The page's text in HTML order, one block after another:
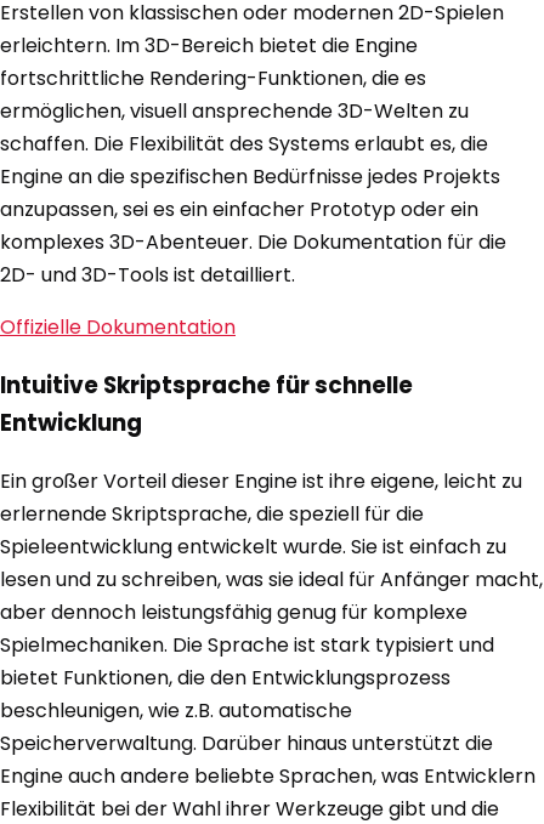
Erstellen von klassischen oder modernen 2D-Spielen
erleichtern. Im 3D-Bereich bietet die Engine
fortschrittliche Rendering-Funktionen, die es
ermöglichen, visuell ansprechende 3D-Welten zu
schaffen. Die Flexibilität des Systems erlaubt es, die
Engine an die spezifischen Bedürfnisse jedes Projekts
anzupassen, sei es ein einfacher Prototyp oder ein
komplexes 3D-Abenteuer. Die Dokumentation für die
2D- und 3D-Tools ist detailliert.
Offizielle Dokumentation
Intuitive Skriptsprache für schnelle
Entwicklung
Ein großer Vorteil dieser Engine ist ihre eigene, leicht zu
erlernende Skriptsprache, die speziell für die
Spieleentwicklung entwickelt wurde. Sie ist einfach zu
lesen und zu schreiben, was sie ideal für Anfänger macht,
aber dennoch leistungsfähig genug für komplexe
Spielmechaniken. Die Sprache ist stark typisiert und
bietet Funktionen, die den Entwicklungsprozess
beschleunigen, wie z.B. automatische
Speicherverwaltung. Darüber hinaus unterstützt die
Engine auch andere beliebte Sprachen, was Entwicklern
Flexibilität bei der Wahl ihrer Werkzeuge gibt und die